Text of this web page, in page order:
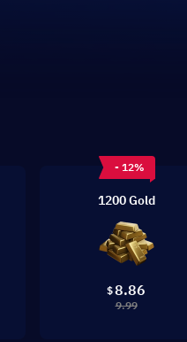
- 12%
1200 Gold
$8.86
9.99